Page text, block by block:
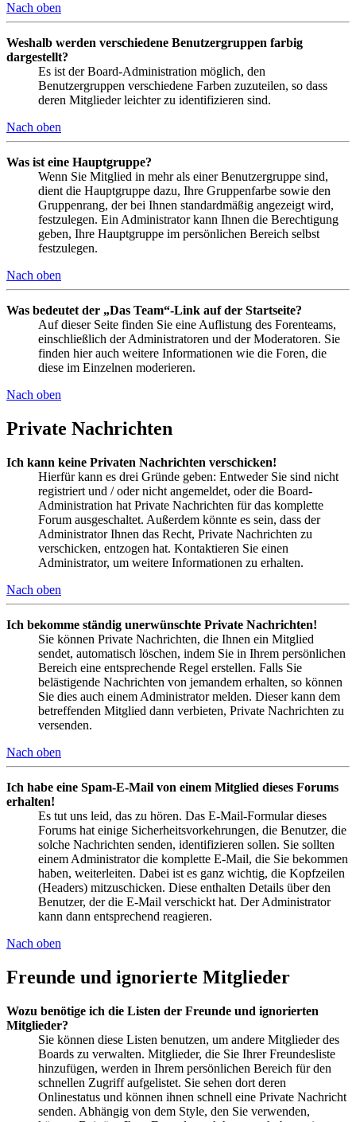
Nach oben
Weshalb werden verschiedene Benutzergruppen farbig
dargestellt?
Es ist der Board-Administration möglich, den
Benutzergruppen verschiedene Farben zuzuteilen, so dass
deren Mitglieder leichter zu identifizieren sind.
Nach oben
Was ist eine Hauptgruppe?
Wenn Sie Mitglied in mehr als einer Benutzergruppe sind,
dient die Hauptgruppe dazu, Ihre Gruppenfarbe sowie den
Gruppenrang, der bei Ihnen standardmäßig angezeigt wird,
festzulegen. Ein Administrator kann Ihnen die Berechtigung
geben, Ihre Hauptgruppe im persönlichen Bereich selbst
festzulegen.
Nach oben
Was bedeutet der „Das Team“-Link auf der Startseite?
Auf dieser Seite finden Sie eine Auflistung des Forenteams,
einschließlich der Administratoren und der Moderatoren. Sie
finden hier auch weitere Informationen wie die Foren, die
diese im Einzelnen moderieren.
Nach oben
Private Nachrichten
Ich kann keine Privaten Nachrichten verschicken!
Hierfür kann es drei Gründe geben: Entweder Sie sind nicht
registriert und / oder nicht angemeldet, oder die Board-
Administration hat Private Nachrichten für das komplette
Forum ausgeschaltet. Außerdem könnte es sein, dass der
Administrator Ihnen das Recht, Private Nachrichten zu
verschicken, entzogen hat. Kontaktieren Sie einen
Administrator, um weitere Informationen zu erhalten.
Nach oben
Ich bekomme ständig unerwünschte Private Nachrichten!
Sie können Private Nachrichten, die Ihnen ein Mitglied
sendet, automatisch löschen, indem Sie in Ihrem persönlichen
Bereich eine entsprechende Regel erstellen. Falls Sie
belästigende Nachrichten von jemandem erhalten, so können
Sie dies auch einem Administrator melden. Dieser kann dem
betreffenden Mitglied dann verbieten, Private Nachrichten zu
versenden.
Nach oben
Ich habe eine Spam-E-Mail von einem Mitglied dieses Forums
erhalten!
Es tut uns leid, das zu hören. Das E-Mail-Formular dieses
Forums hat einige Sicherheitsvorkehrungen, die Benutzer, die
solche Nachrichten senden, identifizieren sollen. Sie sollten
einem Administrator die komplette E-Mail, die Sie bekommen
haben, weiterleiten. Dabei ist es ganz wichtig, die Kopfzeilen
(Headers) mitzuschicken. Diese enthalten Details über den
Benutzer, der die E-Mail verschickt hat. Der Administrator
kann dann entsprechend reagieren.
Nach oben
Freunde und ignorierte Mitglieder
Wozu benötige ich die Listen der Freunde und ignorierten
Mitglieder?
Sie können diese Listen benutzen, um andere Mitglieder des
Boards zu verwalten. Mitglieder, die Sie Ihrer Freundesliste
hinzufügen, werden in Ihrem persönlichen Bereich für den
schnellen Zugriff aufgelistet. Sie sehen dort deren
Onlinestatus und können ihnen schnell eine Private Nachricht
senden. Abhängig von dem Style, den Sie verwenden,